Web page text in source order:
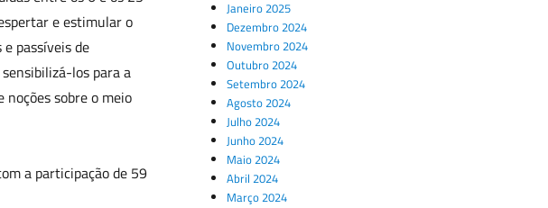
e estimular o
passíveis de
los para a
sobre o meio
a participação de 59
Janeiro 2025
Dezembro 2024
Novembro 2024
Outubro 2024
Setembro 2024
Agosto 2024
Julho 2024
Junho 2024
Maio 2024
Abril 2024
Março 2024